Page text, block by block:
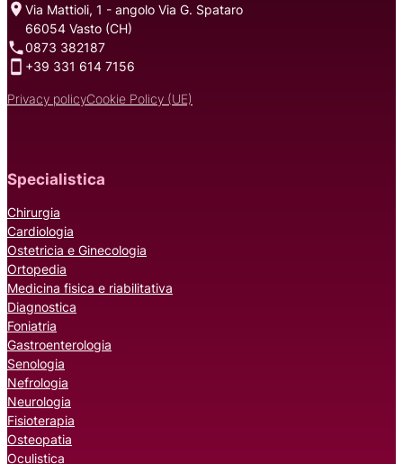
Via Mattioli, 1 - angolo Via G. Spataro
66054 Vasto (CH)
0873 382187
+39 331 614 7156
Privacy policyCookie Policy (UE)
Specialistica
Chirurgia
Cardiologia
Ostetricia e Ginecologia
Ortopedia
Medicina fisica e riabilitativa
Diagnostica
Foniatria
Gastroenterologia
Senologia
Nefrologia
Neurologia
Fisioterapia
Osteopatia
Oculistica